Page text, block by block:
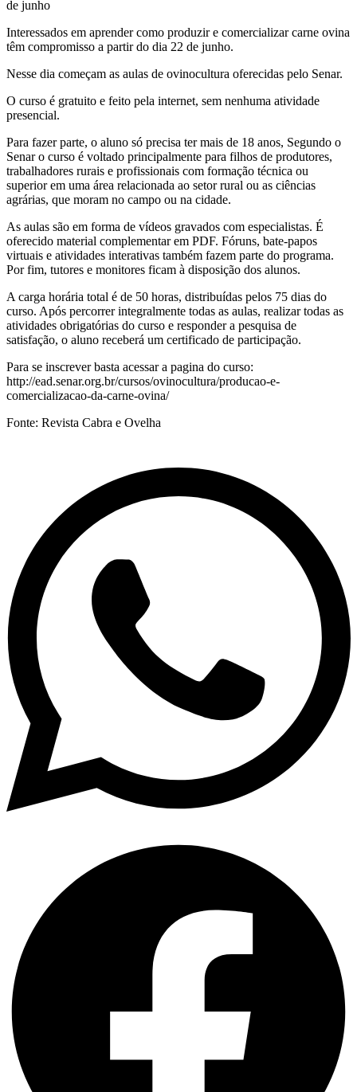
de junho
Interessados em aprender como produzir e comercializar carne ovina
têm compromisso a partir do dia 22 de junho.
Nesse dia começam as aulas de ovinocultura oferecidas pelo Senar.
O curso é gratuito e feito pela internet, sem nenhuma atividade
presencial.
Para fazer parte, o aluno só precisa ter mais de 18 anos, Segundo o
Senar o curso é voltado principalmente para filhos de produtores,
trabalhadores rurais e profissionais com formação técnica ou
superior em uma área relacionada ao setor rural ou as ciências
agrárias, que moram no campo ou na cidade.
As aulas são em forma de vídeos gravados com especialistas. É
oferecido material complementar em PDF. Fóruns, bate-papos
virtuais e atividades interativas também fazem parte do programa.
Por fim, tutores e monitores ficam à disposição dos alunos.
A carga horária total é de 50 horas, distribuídas pelos 75 dias do
curso. Após percorrer integralmente todas as aulas, realizar todas as
atividades obrigatórias do curso e responder a pesquisa de
satisfação, o aluno receberá um certificado de participação.
Para se inscrever basta acessar a pagina do curso:
http://ead.senar.org.br/cursos/ovinocultura/producao-e-
comercializacao-da-carne-ovina/
Fonte: Revista Cabra e Ovelha